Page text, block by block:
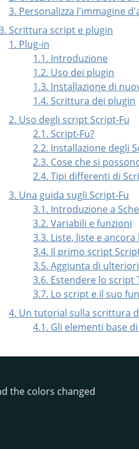
3. Personalizza l'immagine
Scrittura script e plugin
1. Plug-in
1.1. Introduzione
1.2. Uso dei plugin
1.3. Installazione di
1.4. Scrittura dei plugin
2. Uso degli script Script-Fu
2.1. Script-Fu?
2.2. Installazione degli
2.3. Cose che si
2.4. Tipi differenti di
3. Una guida sugli Script-Fu
3.1. Introduzione a
3.2. Variabili e funzioni
3.3. Liste, liste e ancora
3.4. Il primo script
3.5. Aggiunta di
3.6. Estendere lo script
3.7. Lo script e il suo
4. Un tutorial sulla scrittura
4.1. Gli elementi base
the colors changed